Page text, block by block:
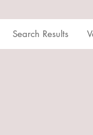
Search Results